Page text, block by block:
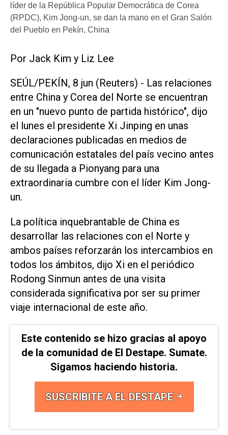
líder de la República Popular Democrática de Corea
(RPDC), Kim Jong-un, se dan la mano en el Gran Salón
del Pueblo en Pekín, China
Por Jack Kim y Liz ​Lee
SEÚL/PEKÍN, 8 jun (Reuters) - Las relaciones
entre China y Corea del Norte se encuentran
en un "nuevo punto de partida histórico", dijo
el lunes el ‌presidente Xi Jinping en unas
‌declaraciones publicadas en medios de
comunicación estatales del país vecino antes
de su llegada a Pionyang para una
extraordinaria cumbre con el líder Kim Jong-
un.
La política inquebrantable de China es
desarrollar las relaciones con el Norte y
ambos países reforzarán los intercambios en
todos los ámbitos, dijo Xi en el periódico
Rodong Sinmun antes de una visita
considerada significativa por ser su primer
viaje internacional ​de este año.
Este contenido se hizo gracias al apoyo
de la comunidad de El Destape. Sumate.
Sigamos haciendo historia.
SUSCRIBITE A EL DESTAPE